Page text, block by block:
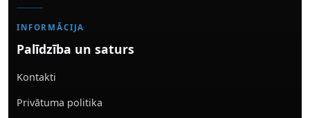
INFORMĀCIJA
Palīdzība un saturs
Kontakti
Privātuma politika